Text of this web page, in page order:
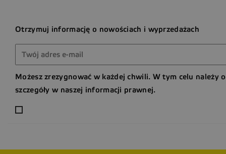
Otrzymuj informację o nowościach i wyprzedażach
Możesz zrezygnować w każdej chwili. W tym celu należy
szczegóły w naszej informacji prawnej.